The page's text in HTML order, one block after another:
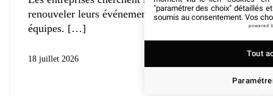
renouveler leurs événements pour captiver leurs
équipes.
18 juillet 2026
"paramétrer des choix" détaillés
soumis au consentement. Vos
powered
Tout